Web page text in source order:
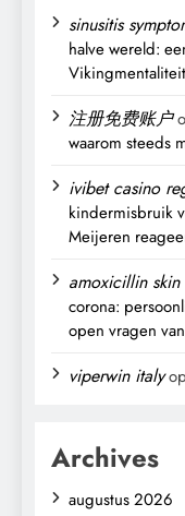
sinusitis
halve wereld:
注册免费账户
waarom steeds
ivibet casino
kindermisbruik
Meijeren
amoxicillin skin
corona:
open vragen
viperwin italyop
Archives
augustus 2026